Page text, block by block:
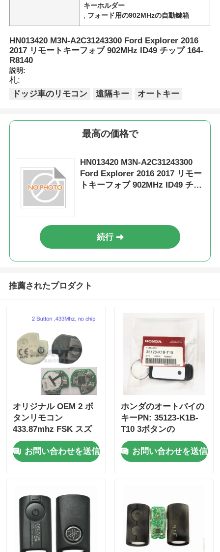
キーホルダー
フォード用の902MHzの自動鍵箱
HN013420 M3N-A2C31243300 Ford Explorer 2016
2017 リモートキーフォブ 902MHz ID49 チップ 164-
R8140
説明:
札:
ドッジ車のリモコン
遠隔キー オートキー
最高の価格で
HN013420 M3N-A2C31243300
Ford Explorer 2016 2017 リモー
トキーフォブ 902MHz ID49 チッ
続行
推薦されたプロダクト
オリジナル OEM 2 ボ
タンリモコン
433.87mhz FSK スズ
キジムニー 2005-2017
チップなし 37182-A7
のみ制御卸売 MOQ 50
お問い合わせを送信
ホンダのオートバイの
キーPN: 35123-K1B-
T10 3ボタンの
FSK433.92MHz ID47チ
ップリモコンカーキー
お問い合わせを送信